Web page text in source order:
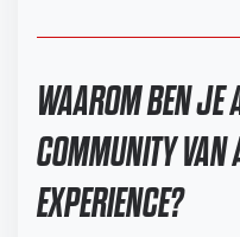
WAAROM BEN JE
COMMUNITY VAN
EXPERIENCE?